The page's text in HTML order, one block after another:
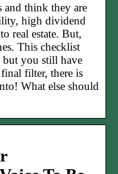
think they are
high dividend
real estate. But,
This checklist
you still have
filter, there is
What else should